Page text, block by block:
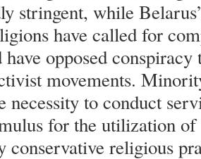
stringent, while
have called for
opposed
movements.
necessity to conduct
for the utilization
conservative religious